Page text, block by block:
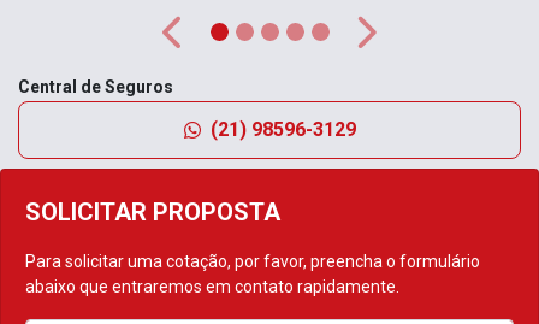
SOLICITAR PROPOSTA
Para solicitar uma cotação, por favor, preencha o formulário
abaixo que entraremos em contato rapidamente.
Anterior Próximo
Central de Seguros
(21) 98596-3129